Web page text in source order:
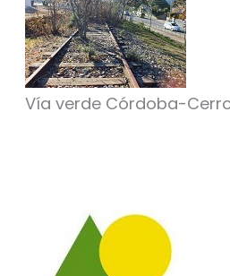
Vía verde Córdoba-